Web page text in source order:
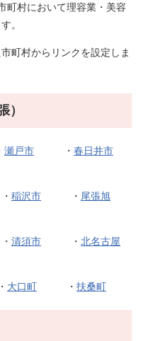
町村において理容業・美容
。
町村からリンクを設定しま
）
瀬戸市 ・ 春日井市
稲沢市 ・ 尾張旭
清須市 ・ 北名古屋
大口町 ・ 扶桑町